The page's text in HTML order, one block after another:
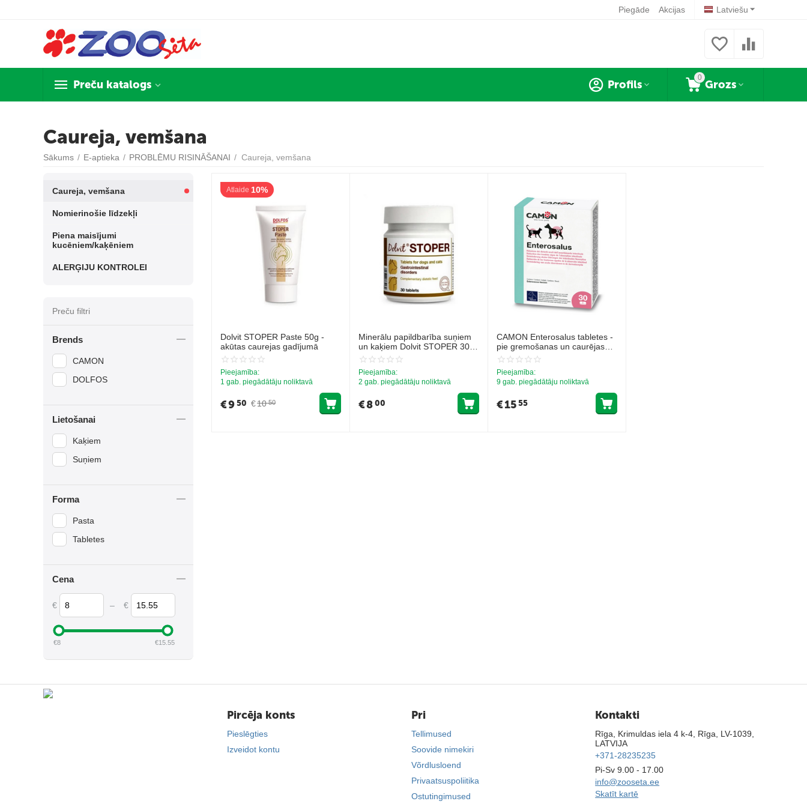
Latviešu
Piegāde Akcijas
Preču katalogs
0
Grozs
Profils
Caureja, vemšana
Sākums / E-aptieka / PROBLĒMU RISINĀŠANAI / Caureja, vemšana
Atlaide 10%
Dolvit STOPER Paste 50g -
akūtas caurejas gadījumā
Pieejamība:
1 gab. piegādātāju noliktavā
€10 50
€950
Minerālu papildbarība suņiem
un kaķiem Dolvit STOPER 30
tab - kuņģa-zarnu trakta
traucējumi
Pieejamība:
2 gab. piegādātāju noliktavā
€800
CAMON Enterosalus tabletes -
pie gremošanas un caurējas
problēmam (30 tabletes).
Pieejamība:
9 gab. piegādātāju noliktavā
€1555
Caureja, vemšana
Nomierinošie līdzekļi
Piena maisījumi
kucēniem/kaķēniem
ALERĢIJU KONTROLEI
Preču filtri
Brends
CAMON
DOLFOS
Lietošanai
Kaķiem
Suņiem
Forma
Pasta
Tabletes
Cena
€ – €
€8 €15.55
Pircēja konts
Pieslēgties
Izveidot kontu
Pri
Tellimused
Soovide nimekiri
Võrdlusloend
Privaatsuspoliitika
Ostutingimused
Kontakti
Rīga, Krimuldas iela 4 k-4, Rīga, LV-1039,
LATVIJA
+371-28235235
Pi-Sv 9.00 - 17.00
info@zooseta.ee
Skatīt kartē